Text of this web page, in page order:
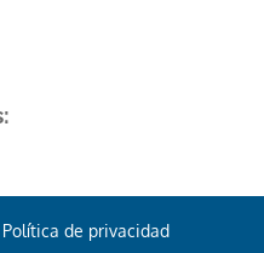
Política de privacidad